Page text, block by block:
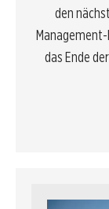
den
Management-
das Ende